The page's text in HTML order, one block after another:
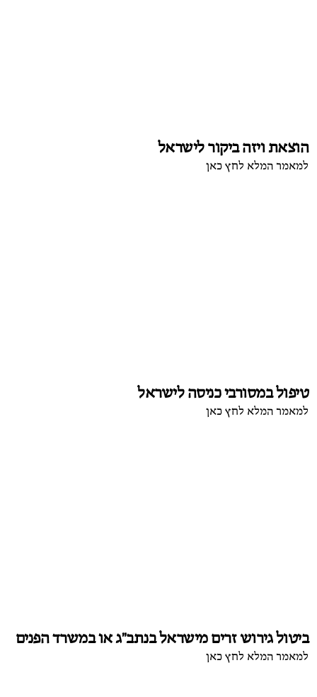
הוצאת ויזה ביקור לישראל
למאמר המלא לחץ כאן
טיפול במסורבי כניסה לישראל
למאמר המלא לחץ כאן
ביטול גירוש זרים מישראל בנתב"ג או במשרד הפנים
למאמר המלא לחץ כאן